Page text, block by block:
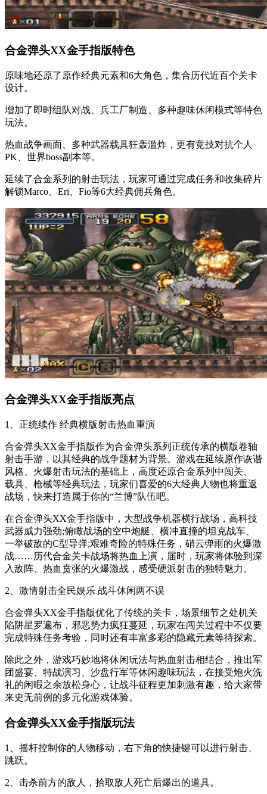
合金弹头XX金手指版特色
原味地还原了原作经典元素和6大角色，集合历代近百个关卡
设计。
增加了即时组队对战、兵工厂制造、多种趣味休闲模式等特色
玩法。
热血战争画面、多种武器载具狂轰滥炸，更有竞技对抗个人
PK、世界boss副本等。
延续了合金系列的射击玩法，玩家可通过完成任务和收集碎片
解锁Marco、Eri、Fio等6大经典佣兵角色。
合金弹头XX金手指版亮点
1、正统续作 经典横版射击热血重演
合金弹头XX金手指版作为合金弹头系列正统传承的横版卷轴
射击手游，以其经典的战争题材为背景。游戏在延续原作诙谐
风格、火爆射击玩法的基础上，高度还原合金系列中闯关、
载具、枪械等经典玩法，玩家们喜爱的6大经典人物也将重返
战场，快来打造属于你的“兰博”队伍吧。
在合金弹头XX金手指版中，大型战争机器横行战场，高科技
武器威力强劲;俯瞰战场的空中炮艇、横冲直撞的坦克战车、
一举破敌的C型导弹;艰难奇险的特殊任务，硝云弹雨的火爆激
战……历代合金关卡战场将热血上演，届时，玩家将体验到深
入敌阵、热血贲张的火爆激战，感受硬派射击的独特魅力。
2、激情射击全民娱乐 战斗休闲两不误
合金弹头XX金手指版优化了传统的关卡，场景细节之处机关
陷阱星罗遍布，邪恶势力疯狂蔓延，玩家在闯关过程中不仅要
完成特殊任务考验，同时还有丰富多彩的隐藏元素等待探索。
除此之外，游戏巧妙地将休闲玩法与热血射击相结合，推出军
团盛宴、特战演习、沙盘行军等休闲趣味玩法，在接受炮火洗
礼的闲暇之余放松身心，让战斗征程更加刺激有趣，给大家带
来史无前例的多元化游戏体验。
合金弹头XX金手指版玩法
1、摇杆控制你的人物移动，右下角的快捷键可以进行射击、
跳跃。
2、击杀前方的敌人，拾取敌人死亡后爆出的道具。